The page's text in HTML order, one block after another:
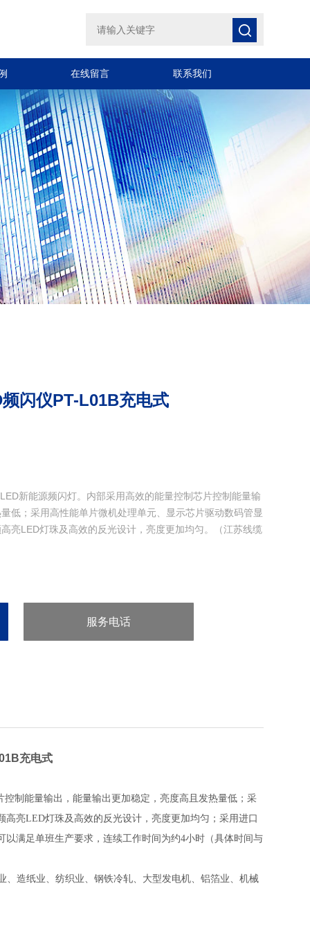
在线留言 联系我们
闪仪PT-L01B充电式
新能源频闪灯。内部采用高效的能量控制芯片控制能量输
低；采用高性能单片微机处理单元、显示芯片驱动数码管显
亮LED灯珠及高效的反光设计，亮度更加均匀。（江苏线缆
服务电话
充电式
制能量输出，能量输出更加稳定，亮度高且发热量低；采
亮LED灯珠及高效的反光设计，亮度更加均匀；采用进口
满足单班生产要求，连续工作时间为约4小时（具体时间与
造纸业、纺织业、钢铁冷轧、大型发电机、铝箔业、机械